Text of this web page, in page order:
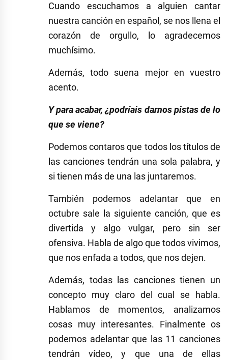
Cuando escuchamos a alguien cantar
nuestra canción en español, se nos llena el
corazón de orgullo, lo agradecemos
muchísimo.
Además, todo suena mejor en vuestro
acento.
Y para acabar, ¿podríais darnos pistas de lo
que se viene?
Podemos contaros que todos los títulos de
las canciones tendrán una sola palabra, y
si tienen más de una las juntaremos.
También podemos adelantar que en
octubre sale la siguiente canción, que es
divertida y algo vulgar, pero sin ser
ofensiva. Habla de algo que todos vivimos,
que nos enfada a todos, que nos dejen.
Además, todas las canciones tienen un
concepto muy claro del cual se habla.
Hablamos de momentos, analizamos
cosas muy interesantes. Finalmente os
podemos adelantar que las 11 canciones
tendrán vídeo, y que una de ellas